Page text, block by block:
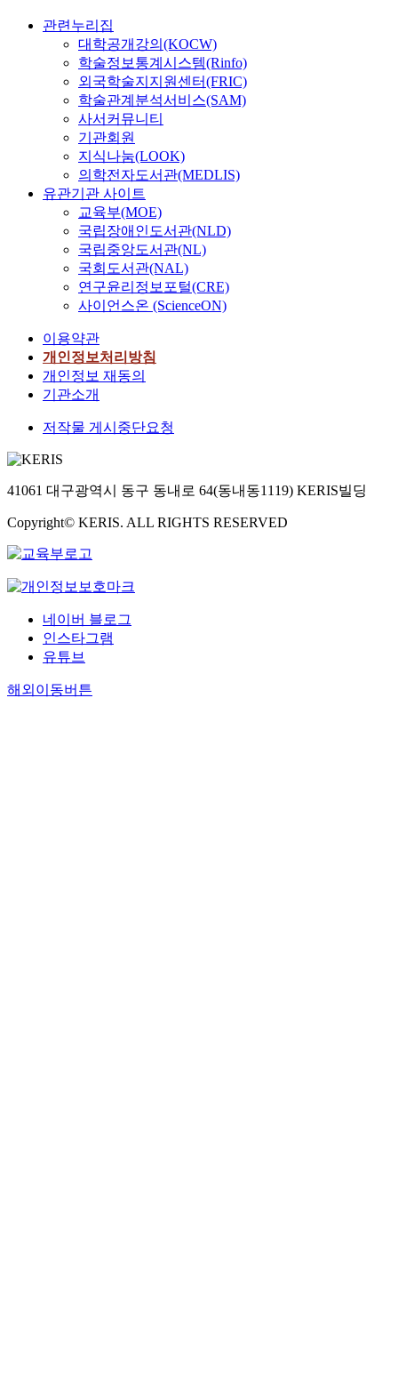
관련누리집
대학공개강의(KOCW)
학술정보통계시스템(Rinfo)
외국학술지지원센터(FRIC)
학술관계분석서비스(SAM)
사서커뮤니티
기관회원
지식나눔(LOOK)
의학전자도서관(MEDLIS)
유관기관 사이트
교육부(MOE)
국립장애인도서관(NLD)
국립중앙도서관(NL)
국회도서관(NAL)
연구윤리정보포털(CRE)
사이언스온 (ScienceON)
이용약관
개인정보처리방침
개인정보 재동의
기관소개
저작물 게시중단요청
41061 대구광역시 동구 동내로 64(동내동1119) KERIS빌딩
Copyright© KERIS. ALL RIGHTS RESERVED
네이버 블로그
인스타그램
유튜브
해외이동버튼